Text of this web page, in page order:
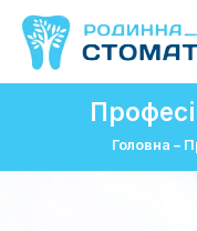
Головна –